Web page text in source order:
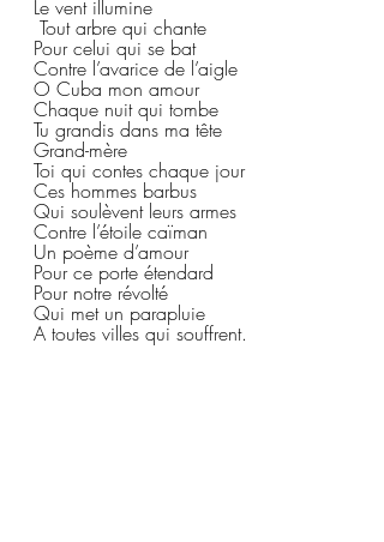
Le vent illumine
Tout arbre qui chante
Pour celui qui se bat
Contre l’avarice de l’aigle
O Cuba mon amour
Chaque nuit qui tombe
Tu grandis dans ma tête
Grand-mère
Toi qui contes chaque jour
Ces hommes barbus
Qui soulèvent leurs armes
Contre l’étoile caïman
Un poème d’amour
Pour ce porte étendard
Pour notre révolté
Qui met un parapluie
A toutes villes qui souffrent.